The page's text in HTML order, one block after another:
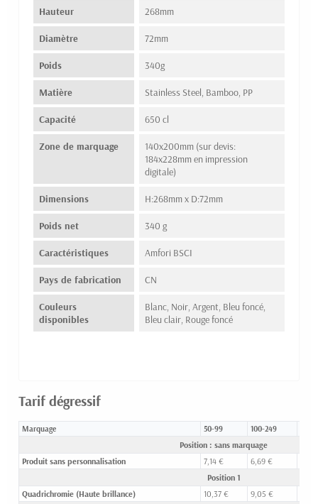
Hauteur 268mm
Diamètre 72mm
Poids 340g
Matière Stainless Steel, Bamboo, PP
Capacité 650 cl
Zone de marquage
140x200mm (sur devis:
184x228mm en impression
digitale)
Dimensions H:268mm x D:72mm
Poids net 340 g
Caractéristiques Amfori BSCI
Pays de fabrication CN
Couleurs
disponibles
Blanc, Noir, Argent, Bleu foncé,
Bleu clair, Rouge foncé
Tarif dégressif
Marquage 50-99 100-249
Position : sans marquage
Produit sans personnalisation
7,14 € 6,69 €
Position 1
Quadrichromie (Haute brillance)
10,37 € 9,05 €